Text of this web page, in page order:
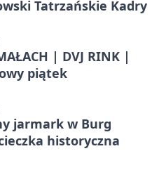
Tatrzańskie Kadry
| DVJ RINK |
piątek
jarmark w Burg
historyczna